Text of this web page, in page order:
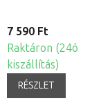
7 590 Ft
Raktáron (24ó
kiszállítás)
RÉSZLET